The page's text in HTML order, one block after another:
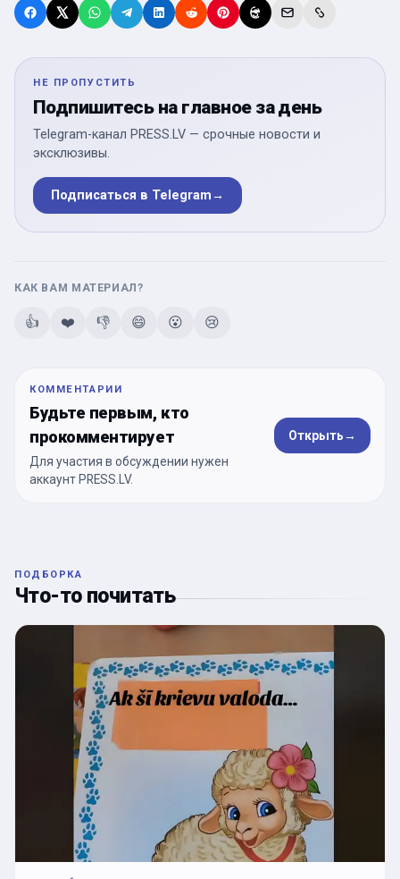
НЕ ПРОПУСТИТЬ
Подпишитесь на главное за день
Telegram-канал PRESS.LV — срочные новости и
эксклюзивы.
Подписаться в Telegram→
КАК ВАМ МАТЕРИАЛ?
👍 ❤️ 👎 😄 😮 😢
КОММЕНТАРИИ
Будьте первым, кто
прокомментирует
Для участия в обсуждении нужен
аккаунт PRESS.LV.
Открыть→
ПОДБОРКА
Что-то почитать